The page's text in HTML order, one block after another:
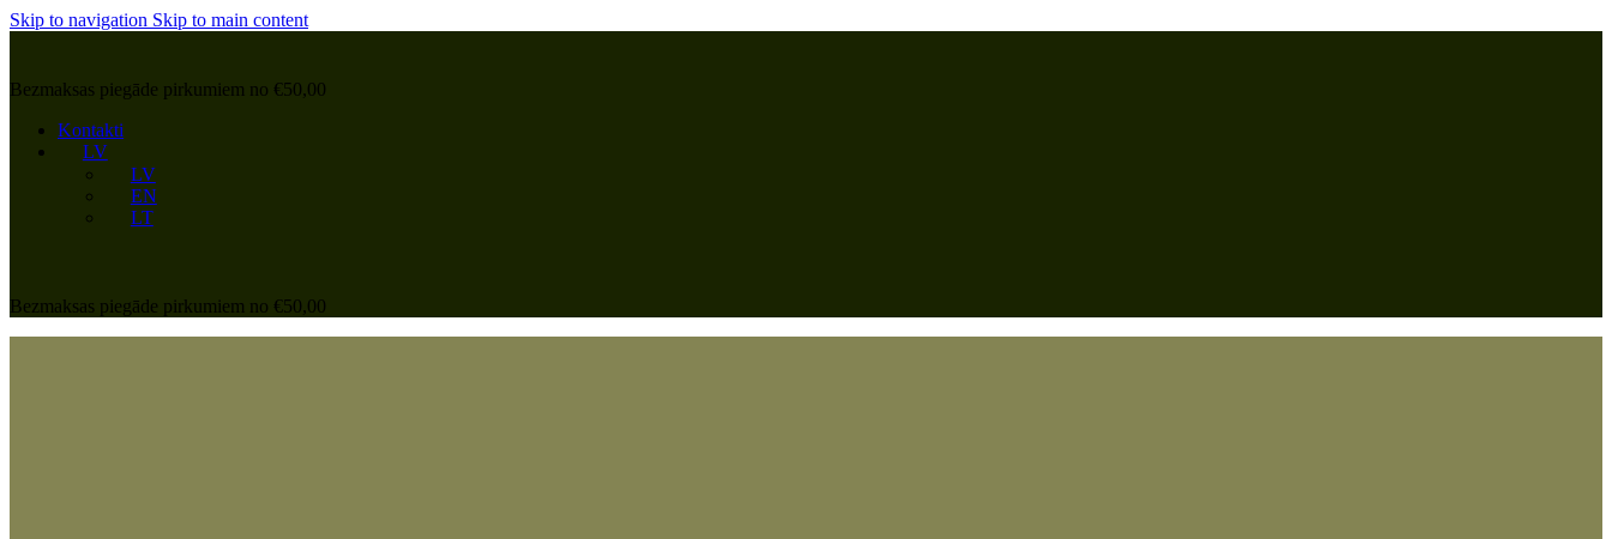
Skip to navigation Skip to main content
Bezmaksas piegāde pirkumiem no €50,00
Kontakti
LV
LV
EN
LT
Bezmaksas piegāde pirkumiem no €50,00